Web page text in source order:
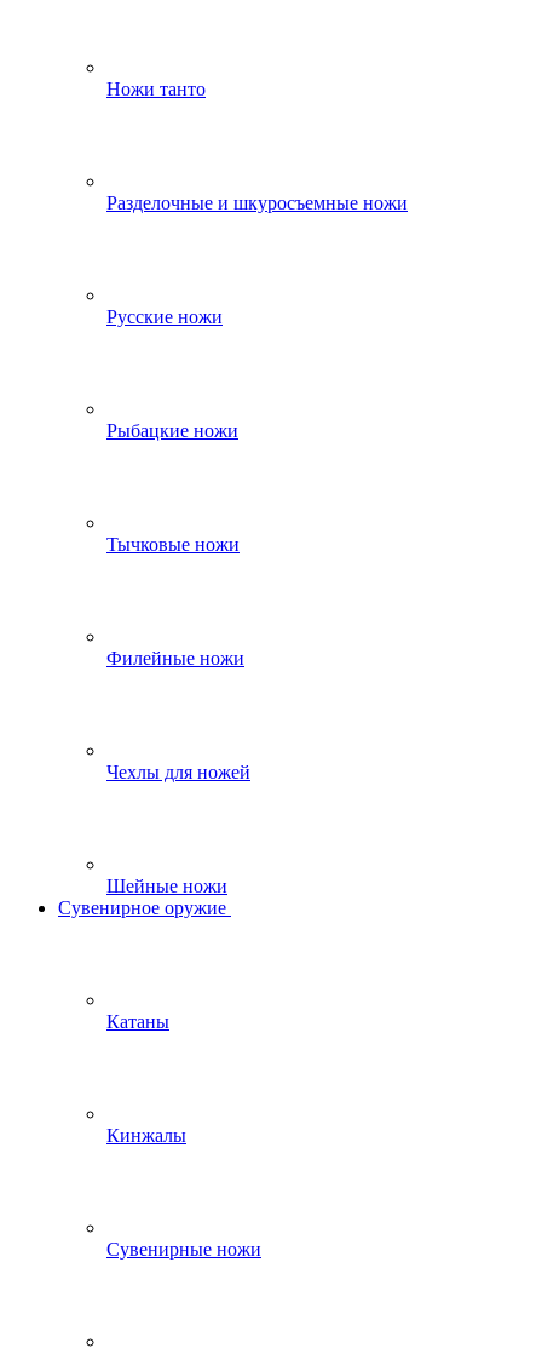
Ножи танто
Разделочные и шкуросъемные ножи
Русские ножи
Рыбацкие ножи
Тычковые ножи
Филейные ножи
Чехлы для ножей
Шейные ножи
Сувенирное оружие
Катаны
Кинжалы
Сувенирные ножи